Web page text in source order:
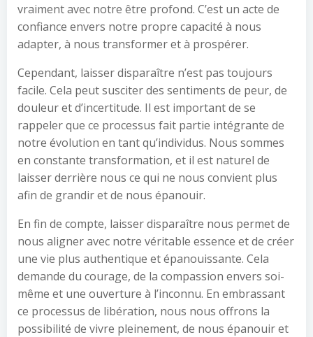
vraiment avec notre être profond. C’est un acte de
confiance envers notre propre capacité à nous
adapter, à nous transformer et à prospérer.
Cependant, laisser disparaître n’est pas toujours
facile. Cela peut susciter des sentiments de peur, de
douleur et d’incertitude. Il est important de se
rappeler que ce processus fait partie intégrante de
notre évolution en tant qu’individus. Nous sommes
en constante transformation, et il est naturel de
laisser derrière nous ce qui ne nous convient plus
afin de grandir et de nous épanouir.
En fin de compte, laisser disparaître nous permet de
nous aligner avec notre véritable essence et de créer
une vie plus authentique et épanouissante. Cela
demande du courage, de la compassion envers soi-
même et une ouverture à l’inconnu. En embrassant
ce processus de libération, nous nous offrons la
possibilité de vivre pleinement, de nous épanouir et